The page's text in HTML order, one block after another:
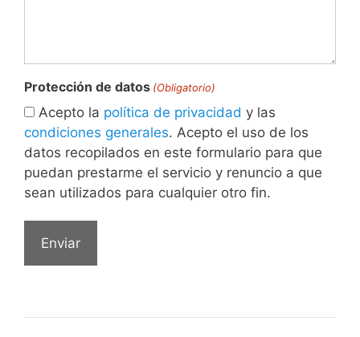
Protección de datos (Obligatorio)
Acepto la política de privacidad y las
condiciones generales. Acepto el uso de los
datos recopilados en este formulario para que
puedan prestarme el servicio y renuncio a que
sean utilizados para cualquier otro fin.